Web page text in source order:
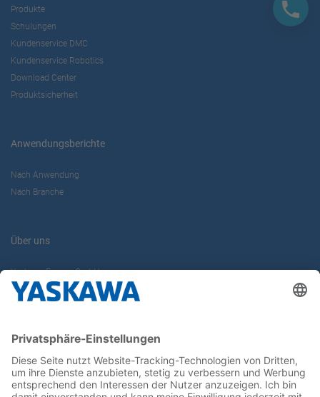
Produkte
Schulungen
Kundenservice DMC
Kundenservice Robotics
Download Center
Produktsicherheit
Anwendungsberichte
Nach Anwendung
Nach Branche
Über uns
Yaskawa Europe GmbH
Karriere
Newsletter